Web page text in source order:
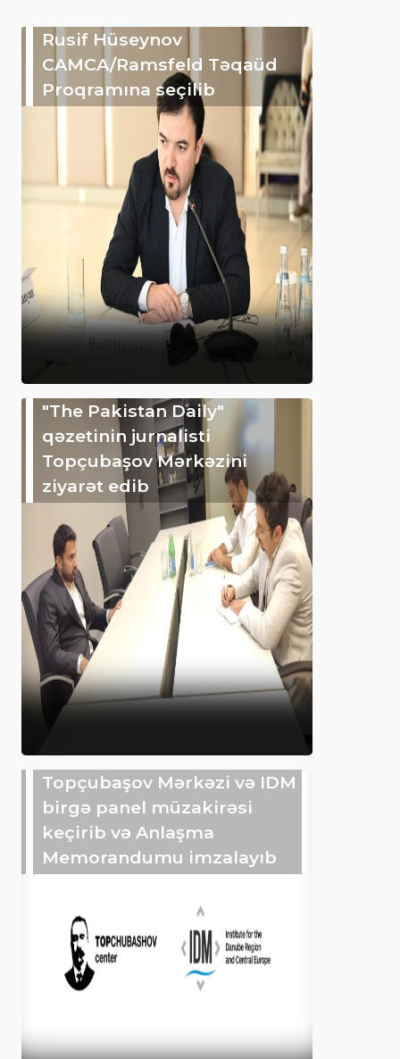
Rusif Hüseynov
CAMCA/Ramsfeld Təqaüd
Proqramına seçilib
"The Pakistan Daily"
qəzetinin jurnalisti
Topçubaşov Mərkəzini
ziyarət edib
Topçubaşov Mərkəzi və IDM
birgə panel müzakirəsi
keçirib və Anlaşma
Memorandumu imzalayıb